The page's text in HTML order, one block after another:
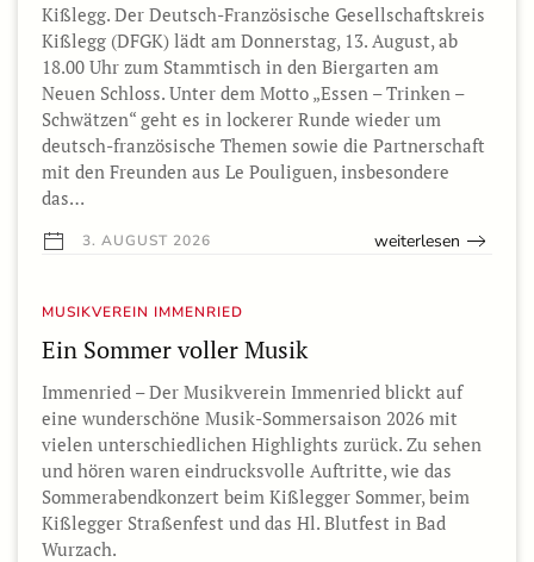
Kißlegg. Der Deutsch-Französische Gesellschaftskreis
Kißlegg (DFGK) lädt am Donnerstag, 13. August, ab
18.00 Uhr zum Stammtisch in den Biergarten am
Neuen Schloss. Unter dem Motto „Essen – Trinken –
Schwätzen“ geht es in lockerer Runde wieder um
deutsch-französische Themen sowie die Partnerschaft
mit den Freunden aus Le Pouliguen, insbesondere
das…
3. AUGUST 2026 weiterlesen
MUSIKVEREIN IMMENRIED
Ein Sommer voller Musik
Immenried – Der Musikverein Immenried blickt auf
eine wunderschöne Musik-Sommersaison 2026 mit
vielen unterschiedlichen Highlights zurück. Zu sehen
und hören waren eindrucksvolle Auftritte, wie das
Sommerabendkonzert beim Kißlegger Sommer, beim
Kißlegger Straßenfest und das Hl. Blutfest in Bad
Wurzach.